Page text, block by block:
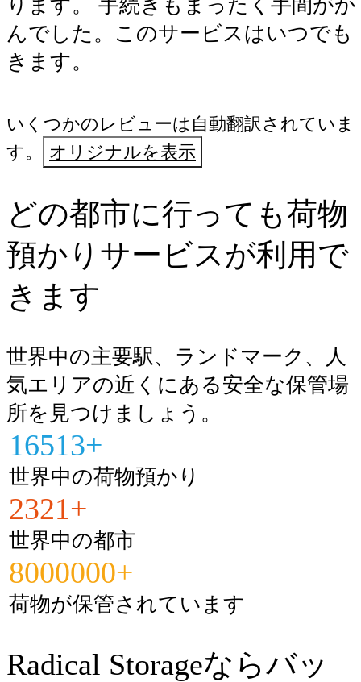
ります。 手続きもまったく手間が
んでした。このサービスはいつでも
きます。
いくつかのレビューは自動翻訳されていま
す。
オリジナルを表示
どの都市に行っても荷物
預かりサービスが利用で
きます
世界中の主要駅、ランドマーク、人
気エリアの近くにある安全な保管場
所を見つけましょう。
16513+
世界中の荷物預かり
2321+
世界中の都市
8000000+
荷物が保管されています
Radical Storageならバッ